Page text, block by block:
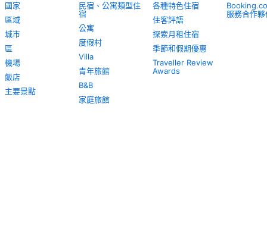
國家
區域
城市
區
機場
飯店
主要景點
民宿、公寓類型住
宿
公寓
度假村
Villa
青年旅館
B&B
家庭旅館
各種特色住宿
住客評語
探索月租住宿
季節和假期優惠
Traveller Review
Awards
服務合作夥